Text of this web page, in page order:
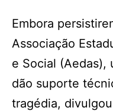
Embora
Associação
e Social (Aedas),
dão suporte
tragédia,